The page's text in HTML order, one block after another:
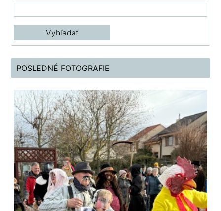
POSLEDNÉ FOTOGRAFIE